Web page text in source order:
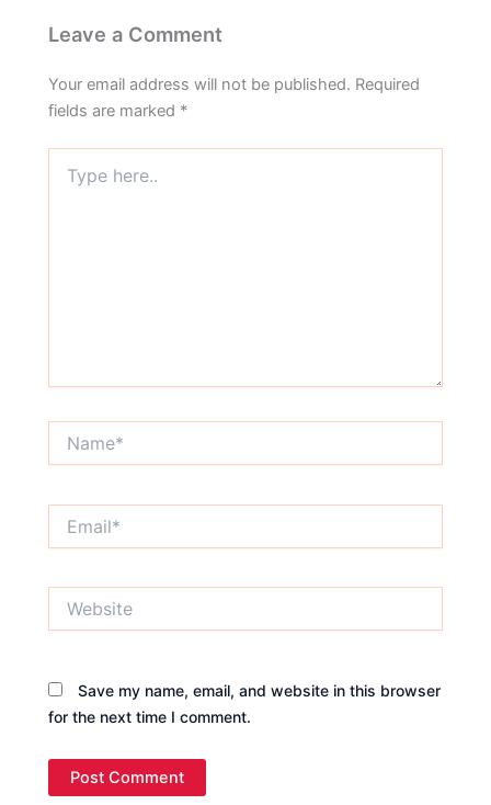
Leave a Comment
Your email address will not be published. Required
fields are marked *
here..
Save my name, email, and website in this browser
for the next time I comment.